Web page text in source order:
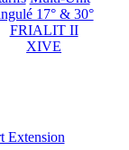
17° & 30°
FRIALIT II
XIVE
Extension